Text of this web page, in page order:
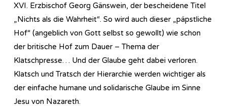
XVI. Erzbischof Georg Gänswein, der bescheidene Titel
„Nichts als die Wahrheit“. So wird auch dieser „päpstliche
Hof“ (angeblich von Gott selbst so gewollt) wie schon
der britische Hof zum Dauer – Thema der
Klatschpresse… Und der Glaube geht dabei verloren.
Klatsch und Tratsch der Hierarchie werden wichtiger als
der einfache humane und solidarische Glaube im Sinne
Jesu von Nazareth.